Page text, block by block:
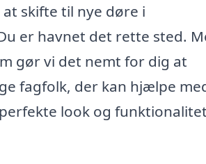
skifte til nye døre i
er havnet det rette sted.
gør vi det nemt for dig at
fagfolk, der kan hjælpe
look og